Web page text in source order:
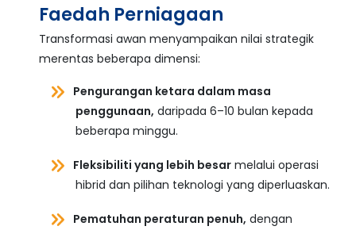
Faedah Perniagaan
Transformasi awan menyampaikan nilai strategik
merentas beberapa dimensi:
Pengurangan ketara dalam masa
penggunaan, daripada 6–10 bulan kepada
beberapa minggu.
Fleksibiliti yang lebih besar melalui operasi
hibrid dan pilihan teknologi yang diperluaskan.
Pematuhan peraturan penuh, dengan